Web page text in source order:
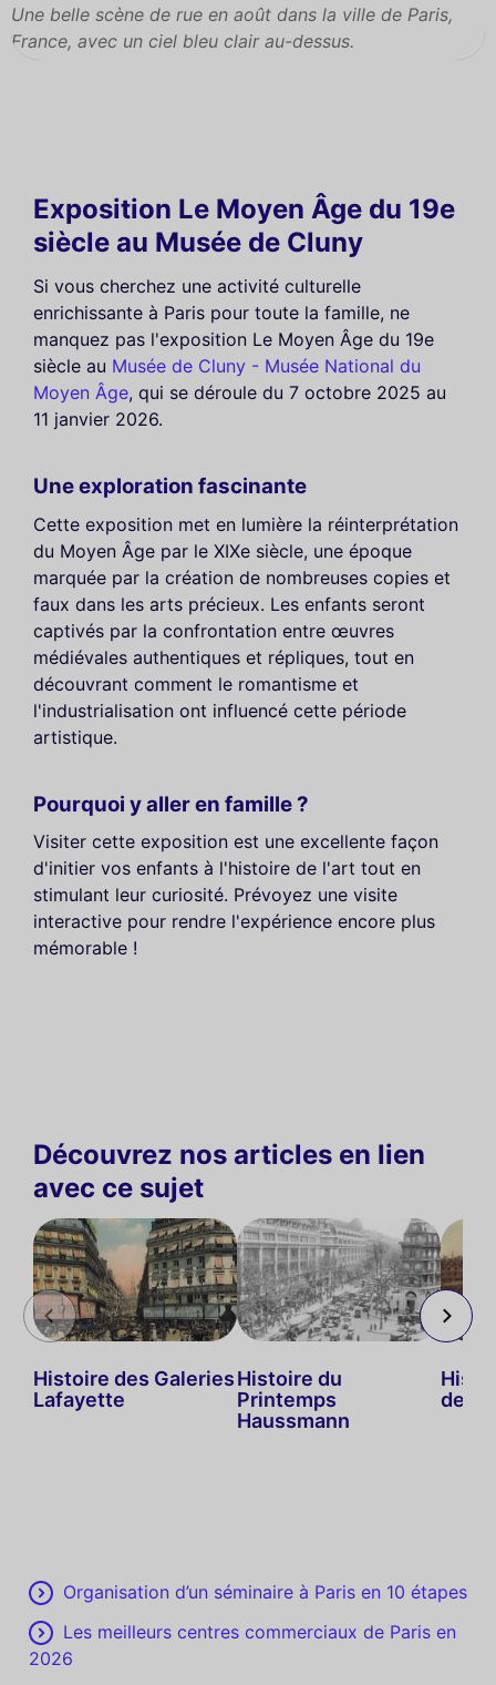
Une belle scène de rue en août dans la ville de Paris,
France, avec un ciel bleu clair au-dessus.
Exposition Le Moyen Âge du 19e
siècle au Musée de Cluny
Si vous cherchez une activité culturelle
enrichissante à Paris pour toute la famille, ne
manquez pas l'exposition Le Moyen Âge du 19e
siècle au Musée de Cluny - Musée National du
Moyen Âge, qui se déroule du 7 octobre 2025 au
11 janvier 2026.
Une exploration fascinante
Cette exposition met en lumière la réinterprétation
du Moyen Âge par le XIXe siècle, une époque
marquée par la création de nombreuses copies et
faux dans les arts précieux. Les enfants seront
captivés par la confrontation entre œuvres
médiévales authentiques et répliques, tout en
découvrant comment le romantisme et
l'industrialisation ont influencé cette période
artistique.
Pourquoi y aller en famille ?
Visiter cette exposition est une excellente façon
d'initier vos enfants à l'histoire de l'art tout en
stimulant leur curiosité. Prévoyez une visite
interactive pour rendre l'expérience encore plus
mémorable !
Découvrez nos articles en lien
avec ce sujet
Histoire des Galeries
Lafayette
Histoire du
Printemps
Haussmann
de
Organisation d’un séminaire à Paris en 10 étapes
Les meilleurs centres commerciaux de Paris en
2026